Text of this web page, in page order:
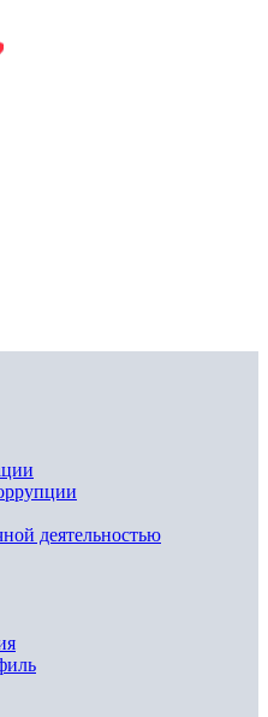
деятельностью